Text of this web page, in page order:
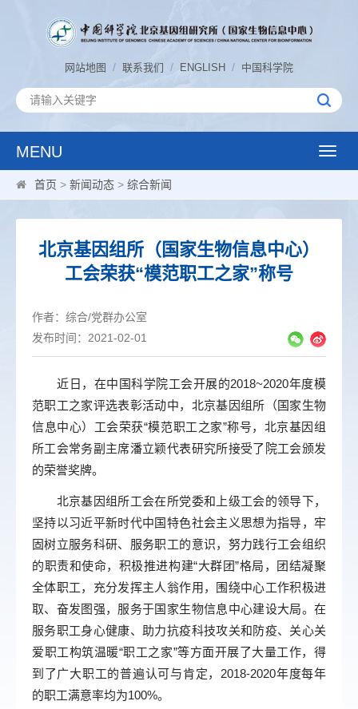
网站地图 / 联系我们 / ENGLISH / 中国科学院
MENU
Toggle
首页 > 新闻动态 > 综合新闻
北京基因组所（国家生物信息中心）
工会荣获“模范职工之家”称号
作者：综合/党群办公室
发布时间：2021-02-01
近日，在中国科学院工会开展的2018~2020年度模
范职工之家评选表彰活动中，北京基因组所（国家生物
信息中心）工会荣获“模范职工之家”称号，北京基因组
所工会常务副主席潘立颖代表研究所接受了院工会颁发
的荣誉奖牌。
北京基因组所工会在所党委和上级工会的领导下，
坚持以习近平新时代中国特色社会主义思想为指导，牢
固树立服务科研、服务职工的意识，努力践行工会组织
的职责和使命，积极推进构建“大群团”格局，团结凝聚
全体职工，充分发挥主人翁作用，围绕中心工作积极进
取、奋发图强，服务于国家生物信息中心建设大局。在
服务职工身心健康、助力抗疫科技攻关和防疫、关心关
爱职工构筑温暖“职工之家”等方面开展了大量工作，得
到了广大职工的普遍认可与肯定， 2018-2020年度每年
的职工满意率均为100%。